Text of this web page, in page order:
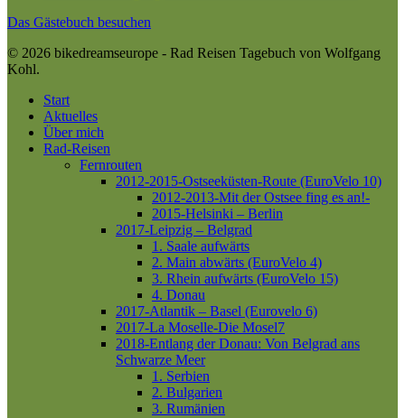
Das Gästebuch besuchen
© 2026 bikedreamseurope - Rad Reisen Tagebuch von Wolfgang
Kohl.
Close
Menu
Start
Aktuelles
Über mich
Rad-Reisen
Fernrouten
2012-2015-Ostseeküsten-Route (EuroVelo 10)
2012-2013-Mit der Ostsee fing es an!-
2015-Helsinki – Berlin
2017-Leipzig – Belgrad
1. Saale aufwärts
2. Main abwärts (EuroVelo 4)
3. Rhein aufwärts (EuroVelo 15)
4. Donau
2017-Atlantik – Basel (Eurovelo 6)
2017-La Moselle-Die Mosel7
2018-Entlang der Donau: Von Belgrad ans
Schwarze Meer
1. Serbien
2. Bulgarien
3. Rumänien